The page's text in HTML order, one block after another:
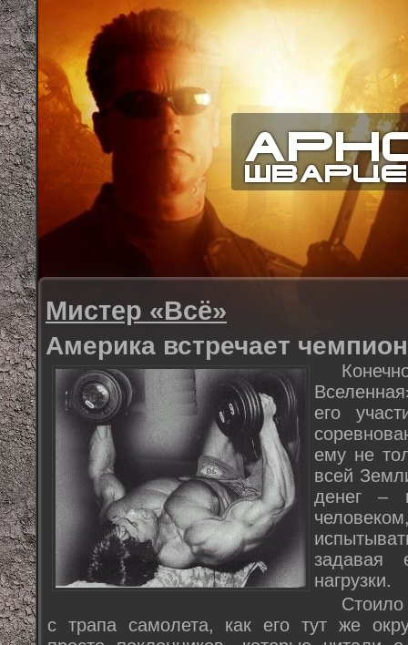
Мистер «Всё»
Америка встречает
его
ему не
всей
денег –
нагрузки.
Стоило
с трапа самолета, как его тут же